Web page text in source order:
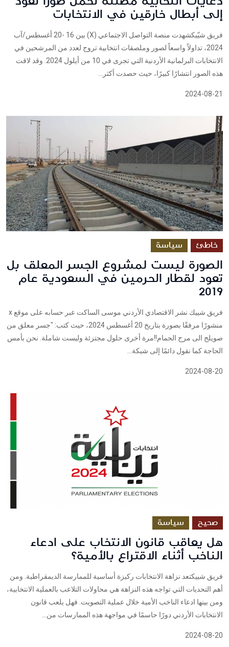
إلى أبطال خارقين في الانتخابات
فريق شيّيكشهدت منصة التواصل الاجتماعي (X) بين 16 -20 أغسطس/آب
2024، تداولاً واسعاً لصور وملصقات انتخابية تروج لعدد من المرشحين في
الانتخابات البرلمانية الأردنية التي تجرى في 10 من أيلول 2024. وقد لاقت
هذه الصور انتشارًا كبيرًا، حيث حصدت أكثر...
2024-08-21
خاطئ سياسة
الصورة ليست لمشروع الجسر المعلق بل
تعود لقطار الحرمين في السعودية عام
2019
فريق شييك نشر الاقتصادي الأردني موسى الساكت عبر حسابه على موقع x
منشورًا مرفقًا بصورة بتاريخ 20 أغسطس 2024، حيث كتب: "جسر معلق من
صويلح الى مرج الحمام!!مرة أخرى حلول مجتزئة وليست شاملة. نحن بأمس
الحاجة كما نقول دائمًا إلى شبكة...
2024-08-20
صحيح سياسة
هل يعاقب قانون الانتخاب على ادعاء
الناخب أثناء الاقتراع بالأمية؟
فريق شييكتعد نزاهة الانتخابات ركيزة أساسية للممارسة الديمقراطية. ومن
أهم التحديات التي تواجه هذه النزاهة هي محاولات التلاعب بالعملية الانتخابية،
ومن بينها ادعاء الناخب الأمية خلال عملية التصويت. فهل يلعب قانون
الانتخابات الأردني دورًا حاسمًا في مواجهة هذه الممارسات من...
2024-08-20